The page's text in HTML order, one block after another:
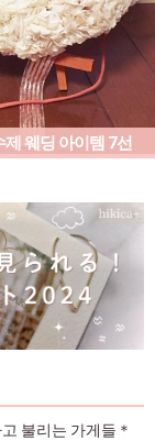
제 웨딩 아이템 7선
불리는 가게들＊